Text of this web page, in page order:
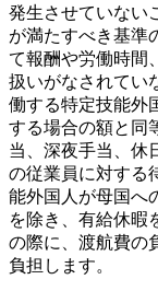
発生させていない
が満たすべき基準
て報酬や労働時間
扱いがなされてい
働する特定技能外
する場合の額と同
当、深夜手当、休
の従業員に対する
能外国人が母国へ
を除き、有給休暇
の際に、渡航費の
負担します。